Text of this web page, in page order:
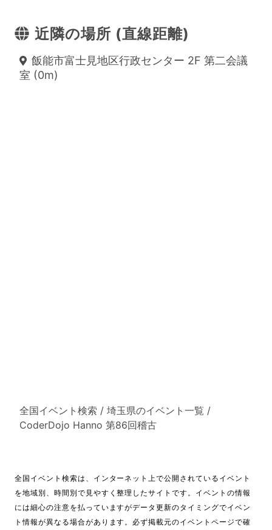
近隣の場所 (直線距離)
飯能市富士見地区行政センター 2F 第二会議
室 (0m)
全国イベント検索 / 埼玉県のイベント一覧 /
CoderDojo Hanno 第86回稽古
全国イベント検索は、インターネット上で公開されているイベント
を地域別、時間別で見やすく整理したサイトです。イベントの情報
には細心の注意を払っていますがデータ更新のタイミングでイベン
ト情報が異なる場合があります。必ず掲載元のイベントページで確